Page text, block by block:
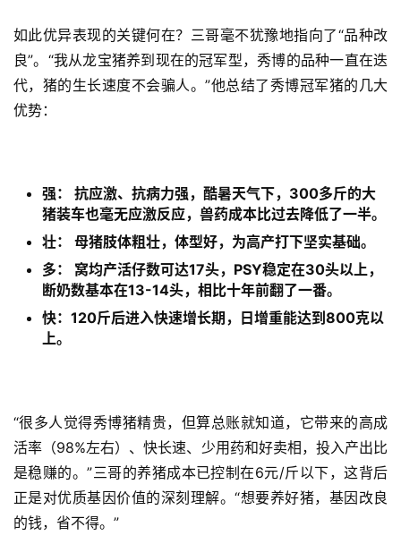
如此优异表现的关键何在？三哥毫不犹豫地指向了“品种改
良”。“我从龙宝猪养到现在的冠军型，秀博的品种一直在迭
代，猪的生长速度不会骗人。”他总结了秀博冠军猪的几大
优势：
强： 抗应激、抗病力强，酷暑天气下，300多斤的大
猪装车也毫无应激反应，兽药成本比过去降低了一半。
壮： 母猪肢体粗壮，体型好，为高产打下坚实基础。
多： 窝均产活仔数可达17头，PSY稳定在30头以上，
断奶数基本在13-14头，相比十年前翻了一番。
快：120斤后进入快速增长期，日增重能达到800克以
上。
“很多人觉得秀博猪精贵，但算总账就知道，它带来的高成
活率（98%左右）、快长速、少用药和好卖相，投入产出比
是稳赚的。”三哥的养猪成本已控制在6元/斤以下，这背后
正是对优质基因价值的深刻理解。“想要养好猪，基因改良
的钱，省不得。”